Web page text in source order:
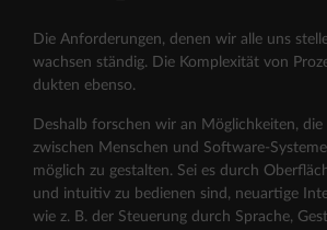
Die Anforderungen, denen wir alle uns
wachsen ständig. Die Komplexität von
dukten ebenso.
Deshalb forschen wir an Möglichkeiten,
zwischen Menschen und Software-
möglich zu gestalten. Sei es durch
und intuitiv zu bedienen sind, neuartige
wie z. B. der Steuerung durch Sprache,